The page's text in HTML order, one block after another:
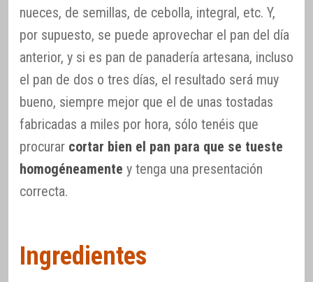
nueces, de semillas, de cebolla, integral, etc. Y,
por supuesto, se puede aprovechar el pan del día
anterior, y si es pan de panadería artesana, incluso
el pan de dos o tres días, el resultado será muy
bueno, siempre mejor que el de unas tostadas
fabricadas a miles por hora, sólo tenéis que
procurar cortar bien el pan para que se tueste
homogéneamente y tenga una presentación
correcta.
Ingredientes